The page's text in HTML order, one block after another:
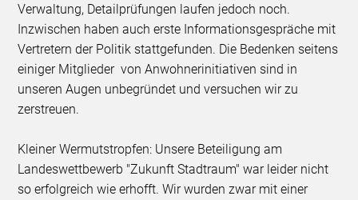
Verwaltung, Detailprüfungen laufen jedoch noch.
Inzwischen haben auch erste Informationsgespräche mit
Vertretern der Politik stattgefunden. Die Bedenken seitens
einiger Mitglieder von Anwohnerinitiativen sind in
unseren Augen unbegründet und versuchen wir zu
zerstreuen.
Kleiner Wermutstropfen: Unsere Beteiligung am
Landeswettbewerb "Zukunft Stadtraum" war leider nicht
so erfolgreich wie erhofft. Wir wurden zwar mit einer